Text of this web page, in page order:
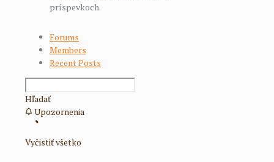
príspevkoch.
Forums
Members
Recent Posts
Hľadať
Upozornenia
Vyčistiť všetko